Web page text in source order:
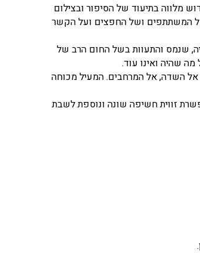
מלווה בתיעוד של הסיפור ובצילום
של המשתתפים ושל החפצים ועל הקשר
שנמס והתעוות בשל החום הרב של
שהיה ואינו עוד.
אל השדה, אל המרחבים. המעיל מכוחה
זווית חשיפה שונה ונוספת לשבת